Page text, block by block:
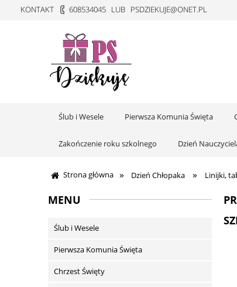
KONTAKT 608534045 LUB PSDZIEKUJE@ONET.PL
Ślub i Wesele Pierwsza Komunia Święta
Zakończenie roku szkolnego Dzień
Strona główna » Dzień Chłopaka » Linijki,
MENU
Ślub i Wesele
Pierwsza Komunia Święta
Chrzest Święty